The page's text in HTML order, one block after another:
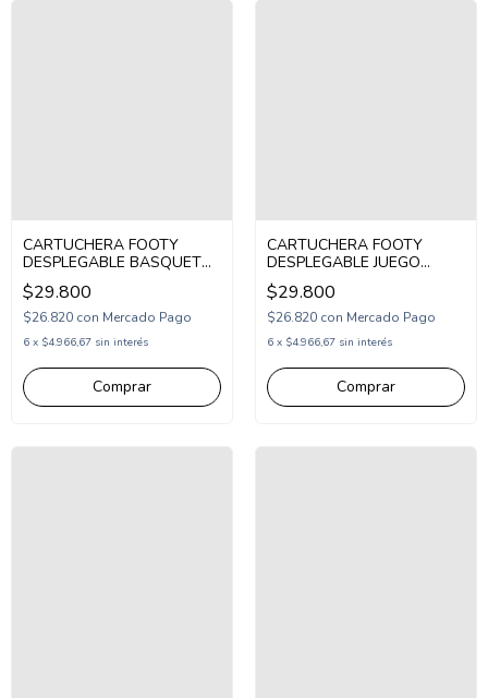
CARTUCHERA FOOTY
DESPLEGABLE BASQUET
CON CIERRE (F32054)
$29.800
$26.820 con Mercado Pago
6 x $4.966,67 sin interés
CARTUCHERA FOOTY
DESPLEGABLE JUEGO
JOYSTICK (F264074)
$29.800
$26.820 con Mercado Pago
6 x $4.966,67 sin interés